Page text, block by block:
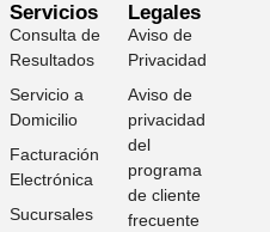
Servicios
Consulta de
Resultados
Servicio a
Domicilio
Facturación
Electrónica
Sucursales
Legales
Aviso de
Privacidad
Aviso de
privacidad
del
programa
de cliente
frecuente